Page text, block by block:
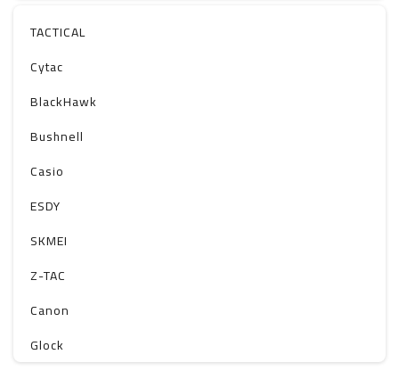
სხვა
Off-Road
TACTICAL
Cytac
BlackHawk
Bushnell
Casio
ESDY
SKMEI
Z-TAC
Canon
Glock